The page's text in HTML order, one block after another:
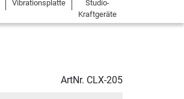
Vibrationsplatte
Studio-
Kraftgeräte
ArtNr. CLX-205